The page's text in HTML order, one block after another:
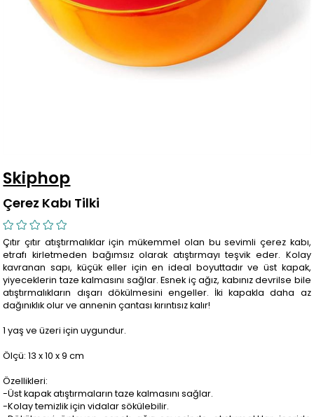
Skiphop
Çerez Kabı Tilki
Çıtır çıtır atıştırmalıklar için mükemmel olan bu sevimli çerez kabı,
etrafı kirletmeden bağımsız olarak atıştırmayı teşvik eder. Kolay
kavranan sapı, küçük eller için en ideal boyuttadır ve üst kapak,
yiyeceklerin taze kalmasını sağlar. Esnek iç ağız, kabınız devrilse bile
atıştırmalıkların dışarı dökülmesini engeller. İki kapakla daha az
dağınıklık olur ve annenin çantası kırıntısız kalır!
1 yaş ve üzeri için uygundur.
Ölçü: 13 x 10 x 9 cm
Özellikleri:
-Üst kapak atıştırmaların taze kalmasını sağlar.
-Kolay temizlik için vidalar sökülebilir.